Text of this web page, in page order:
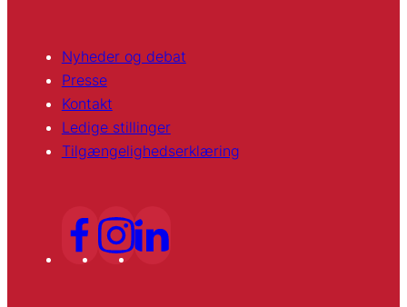
Nyheder og debat
Presse
Kontakt
Ledige stillinger
Tilgængelighedserklæring